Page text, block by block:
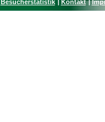
Besucherstatistik Kontakt